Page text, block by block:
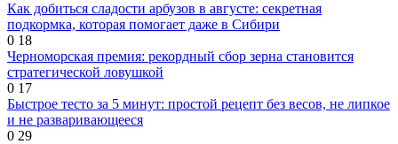
Как добиться сладости арбузов в августе: секретная
подкормка, которая помогает даже в Сибири
0 18
Черноморская премия: рекордный сбор зерна становится
стратегической ловушкой
0 17
Быстрое тесто за 5 минут: простой рецепт без весов, не липкое
и не разваривающееся
0 29